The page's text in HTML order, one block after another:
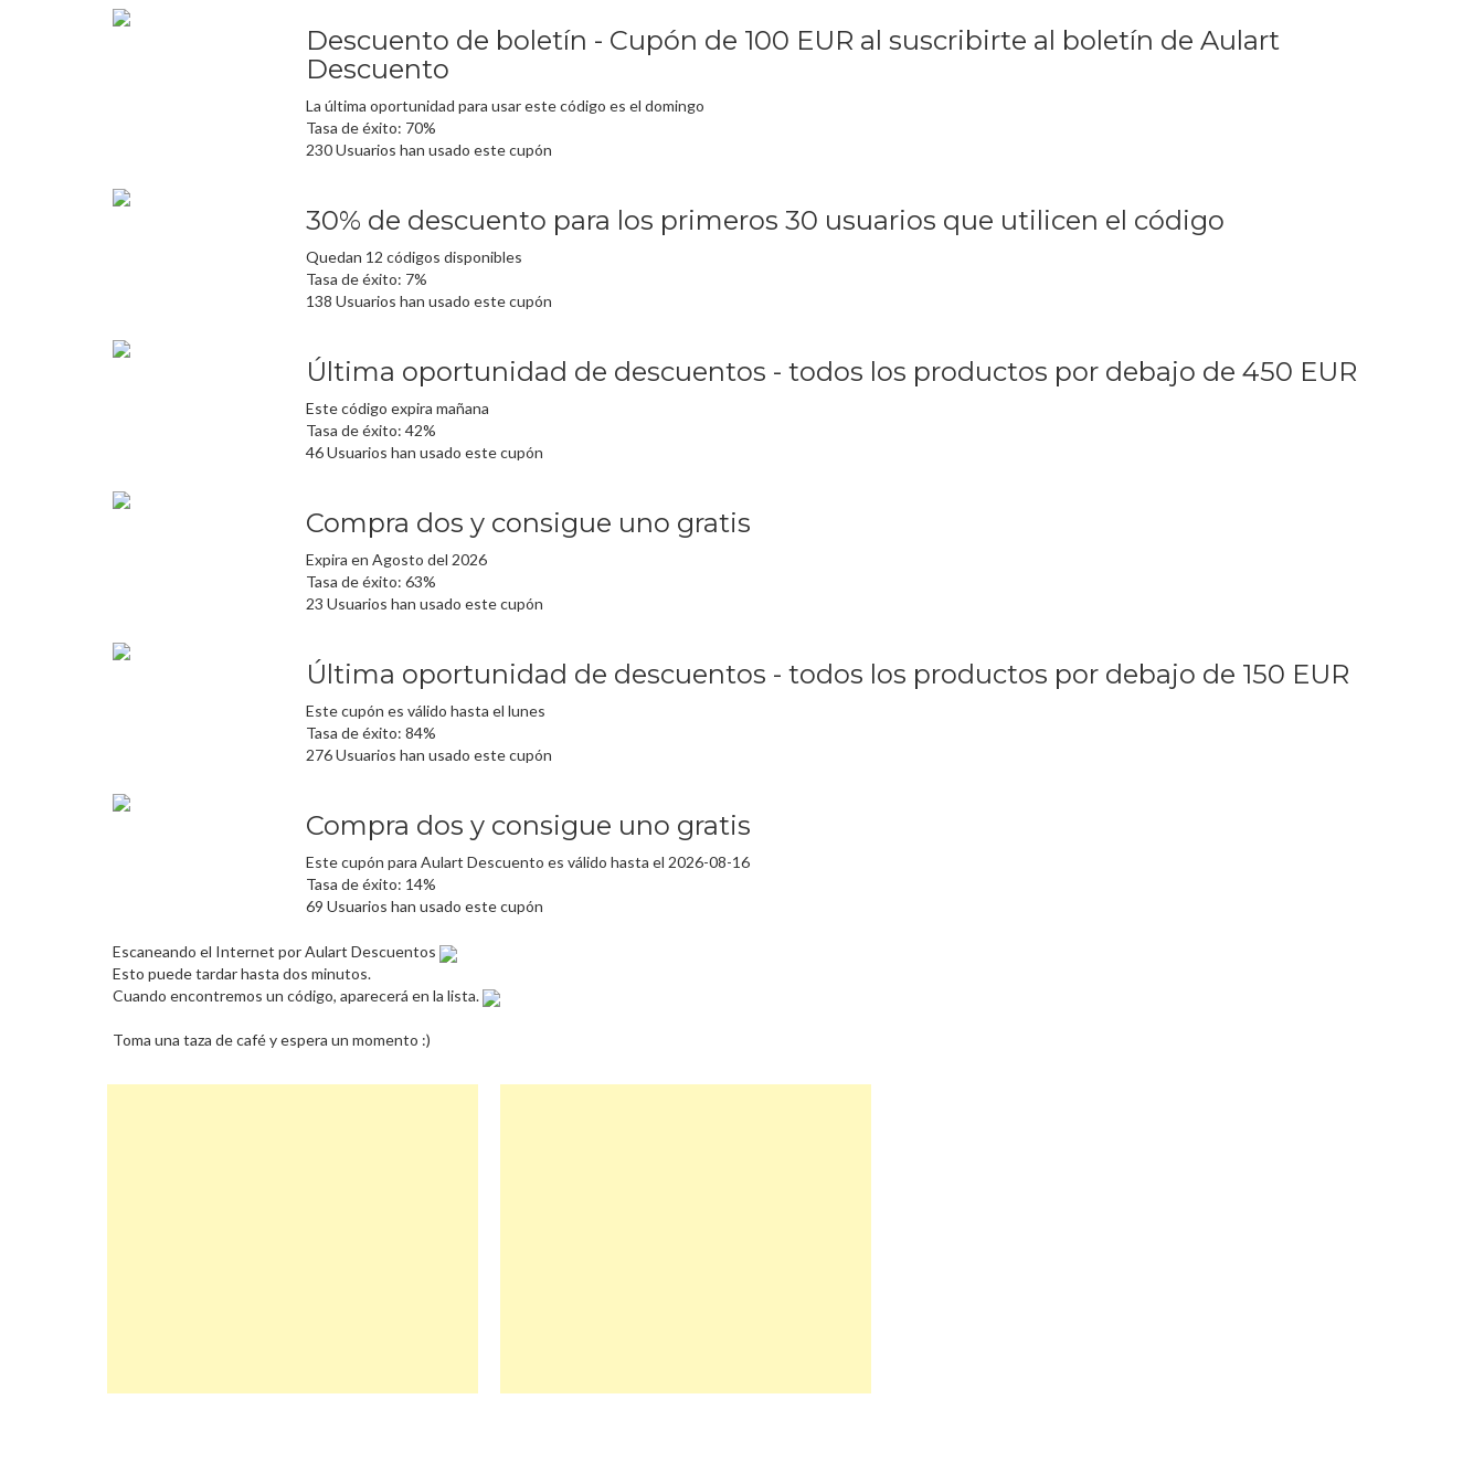
Descuento de boletín - Cupón de 100 EUR al suscribirte al boletín de Aulart
Descuento
La última oportunidad para usar este código es el domingo
Tasa de éxito: 70%
230 Usuarios han usado este cupón
30% de descuento para los primeros 30 usuarios que utilicen el código
Quedan 12 códigos disponibles
Tasa de éxito: 7%
138 Usuarios han usado este cupón
Última oportunidad de descuentos - todos los productos por debajo de 450 EUR
Este código expira mañana
Tasa de éxito: 42%
46 Usuarios han usado este cupón
Compra dos y consigue uno gratis
Expira en Agosto del 2026
Tasa de éxito: 63%
23 Usuarios han usado este cupón
Última oportunidad de descuentos - todos los productos por debajo de 150 EUR
Este cupón es válido hasta el lunes
Tasa de éxito: 84%
276 Usuarios han usado este cupón
Compra dos y consigue uno gratis
Este cupón para Aulart Descuento es válido hasta el 2026-08-16
Tasa de éxito: 14%
69 Usuarios han usado este cupón
Escaneando el Internet por Aulart Descuentos
Esto puede tardar hasta dos minutos.
Cuando encontremos un código, aparecerá en la lista.
Toma una taza de café y espera un momento :)